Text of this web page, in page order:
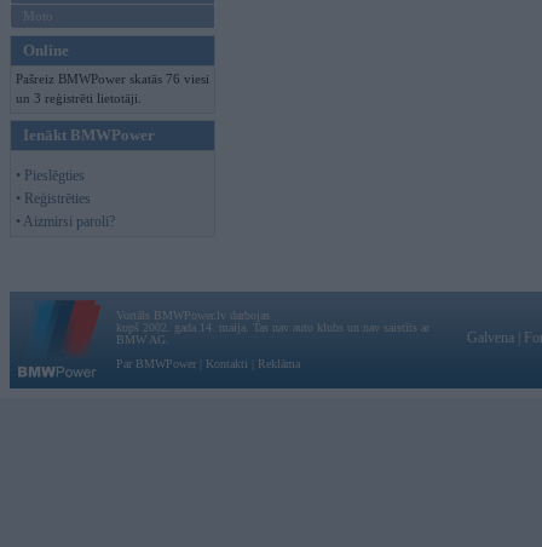
Moto
Online
Pašreiz BMWPower skatās 76 viesi
un 3 reģistrēti lietotāji.
Ienākt BMWPower
• Pieslēgties
• Reģistrēties
• Aizmirsi paroli?
Vortāls BMWPower.lv darbojas
kopš 2002. gada 14. maija. Tas nav auto klubs un nav saistīts ar
BMW AG.
Par BMWPower
Kontakti Reklāma
Galvena